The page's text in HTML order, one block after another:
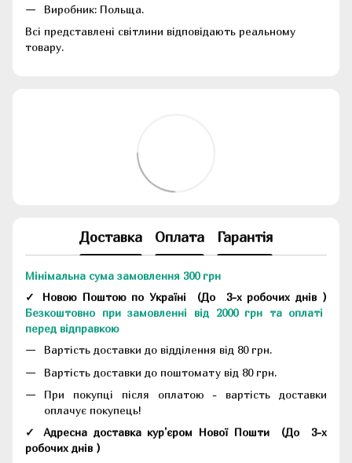
Виробник: Польща.
Всі представлені світлини відповідають реальному
товару.
Доставка Оплата Гарантія
Мінімальна сума замовлення 300 грн
✓ Новою Поштою по Україні (До 3-х робочих днів )
Безкоштовно при замовленні від 2000 грн та оплаті
перед відправкою
Вартість доставки до відділення від 80 грн.
Вартість доставки до поштомату від 80 грн.
При покупці після оплатою - вартість доставки
оплачує покупець!
✓ Адресна доставка кур'єром Нової Пошти (До 3-х
робочих днів )